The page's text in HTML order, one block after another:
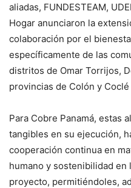
aliadas, FUNDESTEAM,
Hogar anunciaron la
colaboración por el
específicamente de las
distritos de Omar Torrijos,
provincias de Colón y
Para Cobre Panamá, estas
tangibles en su ejecución,
cooperación continua en
humano y sostenibilidad en
proyecto, permitiéndoles,